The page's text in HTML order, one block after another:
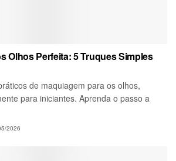
Olhos Perfeita: 5 Truques Simples
de maquiagem para os olhos,
para iniciantes. Aprenda o passo a
2026